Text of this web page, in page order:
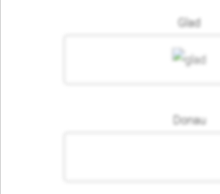
Glad
Donau